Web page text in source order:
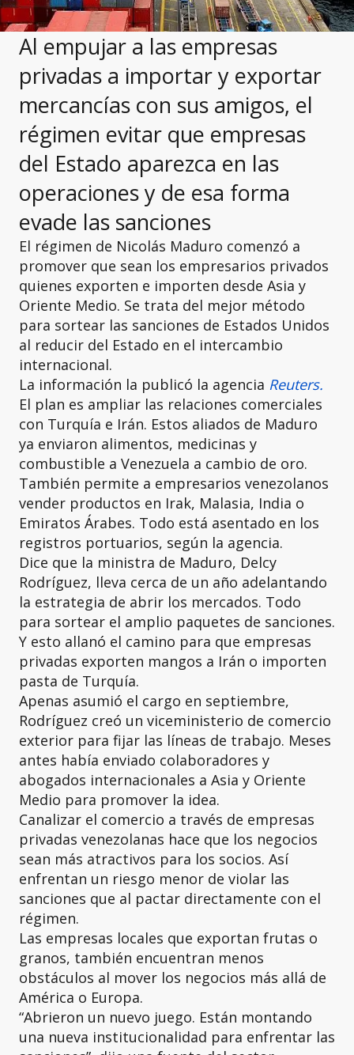
Al empujar a las empresas
privadas a importar y exportar
mercancías con sus amigos, el
régimen evitar que empresas
del Estado aparezca en las
operaciones y de esa forma
evade las sanciones
El régimen de Nicolás Maduro comenzó a
promover que sean los empresarios privados
quienes exporten e importen desde Asia y
Oriente Medio. Se trata del mejor método
para sortear las sanciones de Estados Unidos
al reducir del Estado en el intercambio
internacional.
La información la publicó la agencia Reuters.
El plan es ampliar las relaciones comerciales
con Turquía e Irán. Estos aliados de Maduro
ya enviaron alimentos, medicinas y
combustible a Venezuela a cambio de oro.
También permite a empresarios venezolanos
vender productos en Irak, Malasia, India o
Emiratos Árabes. Todo está asentado en los
registros portuarios, según la agencia.
Dice que la ministra de Maduro, Delcy
Rodríguez, lleva cerca de un año adelantando
la estrategia de abrir los mercados. Todo
para sortear el amplio paquetes de sanciones.
Y esto allanó el camino para que empresas
privadas exporten mangos a Irán o importen
pasta de Turquía.
Apenas asumió el cargo en septiembre,
Rodríguez creó un viceministerio de comercio
exterior para fijar las líneas de trabajo. Meses
antes había enviado colaboradores y
abogados internacionales a Asia y Oriente
Medio para promover la idea.
Canalizar el comercio a través de empresas
privadas venezolanas hace que los negocios
sean más atractivos para los socios. Así
enfrentan un riesgo menor de violar las
sanciones que al pactar directamente con el
régimen.
Las empresas locales que exportan frutas o
granos, también encuentran menos
obstáculos al mover los negocios más allá de
América o Europa.
“Abrieron un nuevo juego. Están montando
una nueva institucionalidad para enfrentar las